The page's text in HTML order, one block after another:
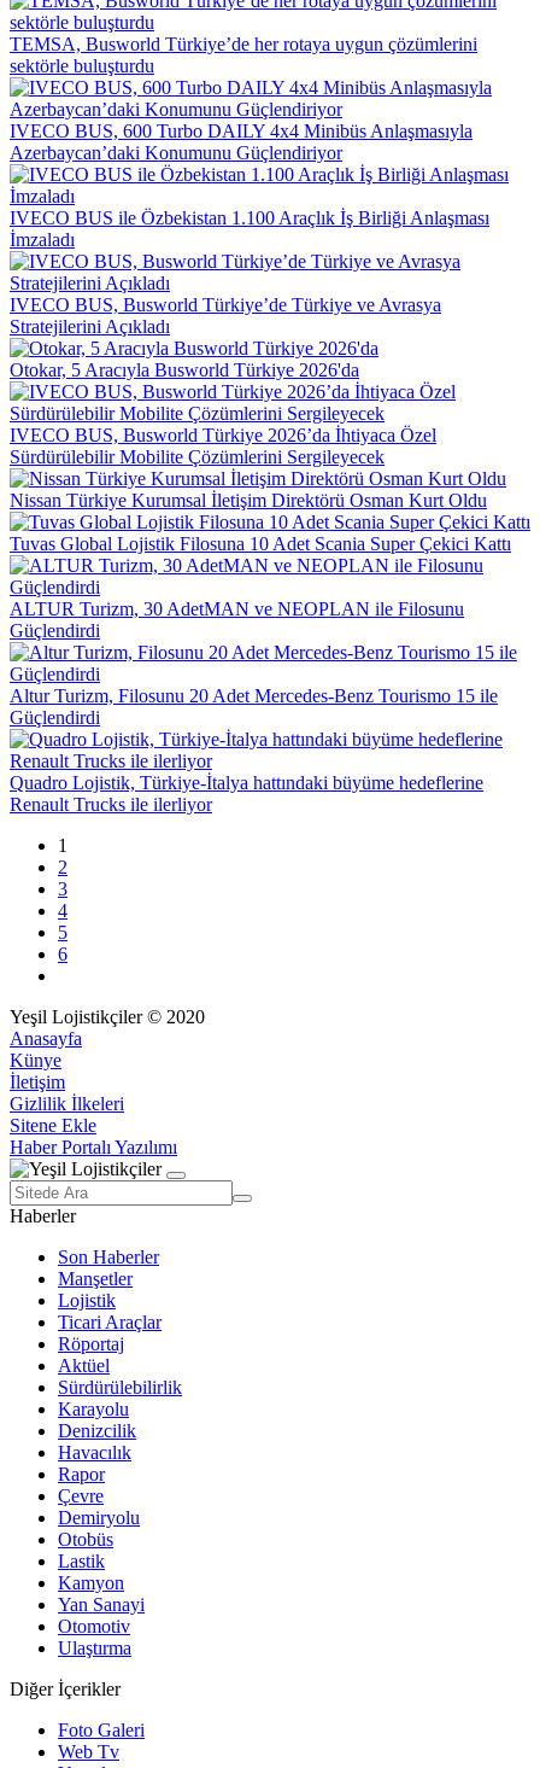
TEMSA, Busworld Türkiye’de her rotaya uygun çözümlerini
sektörle buluşturdu
IVECO BUS, 600 Turbo DAILY 4x4 Minibüs Anlaşmasıyla
Azerbaycan’daki Konumunu Güçlendiriyor
IVECO BUS ile Özbekistan 1.100 Araçlık İş Birliği Anlaşması
İmzaladı
IVECO BUS, Busworld Türkiye’de Türkiye ve Avrasya
Stratejilerini Açıkladı
Otokar, 5 Aracıyla Busworld Türkiye 2026'da
IVECO BUS, Busworld Türkiye 2026’da İhtiyaca Özel
Sürdürülebilir Mobilite Çözümlerini Sergileyecek
Nissan Türkiye Kurumsal İletişim Direktörü Osman Kurt Oldu
Tuvas Global Lojistik Filosuna 10 Adet Scania Super Çekici Kattı
ALTUR Turizm, 30 AdetMAN ve NEOPLAN ile Filosunu
Güçlendirdi
Altur Turizm, Filosunu 20 Adet Mercedes-Benz Tourismo 15 ile
Güçlendirdi
Quadro Lojistik, Türkiye-İtalya hattındaki büyüme hedeflerine
Renault Trucks ile ilerliyor
1
2
3
4
5
6
Yeşil Lojistikçiler © 2020
Anasayfa
Künye
İletişim
Gizlilik İlkeleri
Sitene Ekle
Haber Portalı Yazılımı
Haberler
Son Haberler
Manşetler
Lojistik
Ticari Araçlar
Röportaj
Aktüel
Sürdürülebilirlik
Karayolu
Denizcilik
Havacılık
Rapor
Çevre
Demiryolu
Otobüs
Lastik
Kamyon
Yan Sanayi
Otomotiv
Ulaştırma
Diğer İçerikler
Foto Galeri
Web Tv